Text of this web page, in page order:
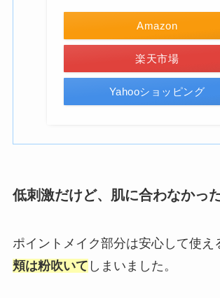
Amazon
楽天市場
Yahooショッピング
低刺激だけど、肌に合わなかっ
ポイントメイク部分は安心して使え
頬は粉吹いて しまいました。